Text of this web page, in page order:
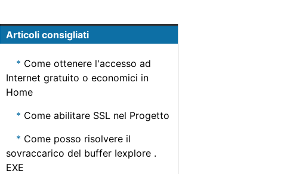
Articoli consigliati
Come ottenere l'accesso ad
Internet gratuito o economici in
Home
Come abilitare SSL nel Progetto
Come posso risolvere il
sovraccarico del buffer Iexplore .
EXE